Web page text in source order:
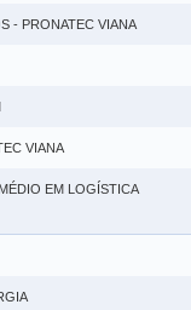
- PRONATEC VIANA
VIANA
EM LOGÍSTICA